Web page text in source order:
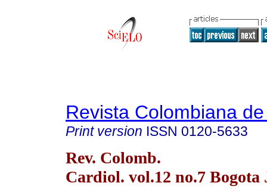
Revista Colombiana
Print version ISSN 0120-5633
Rev. Colomb.
Cardiol. vol.12 no.7 Bogota